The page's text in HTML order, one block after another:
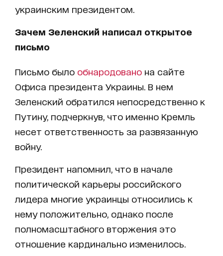
украинским президентом.
Зачем Зеленский написал открытое
письмо
Письмо было обнародовано на сайте
Офиса президента Украины. В нем
Зеленский обратился непосредственно к
Путину, подчеркнув, что именно Кремль
несет ответственность за развязанную
войну.
Президент напомнил, что в начале
политической карьеры российского
лидера многие украинцы относились к
нему положительно, однако после
полномасштабного вторжения это
отношение кардинально изменилось.